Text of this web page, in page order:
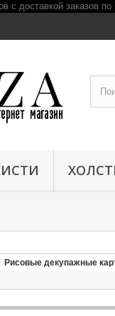
Рисовые декупажные